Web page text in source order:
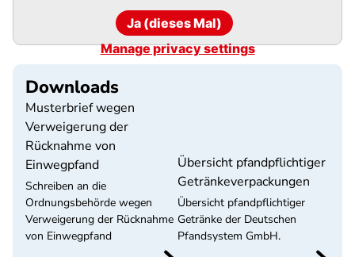
Ja (dieses Mal)
Manage privacy settings
Downloads
Musterbrief wegen
Verweigerung der
Rücknahme von
Einwegpfand
Schreiben an die
Ordnungsbehörde wegen
Verweigerung der Rücknahme
von Einwegpfand
Übersicht pfandpflichtiger
Getränkeverpackungen
Übersicht pfandpflichtiger
Getränke der Deutschen
Pfandsystem GmbH.